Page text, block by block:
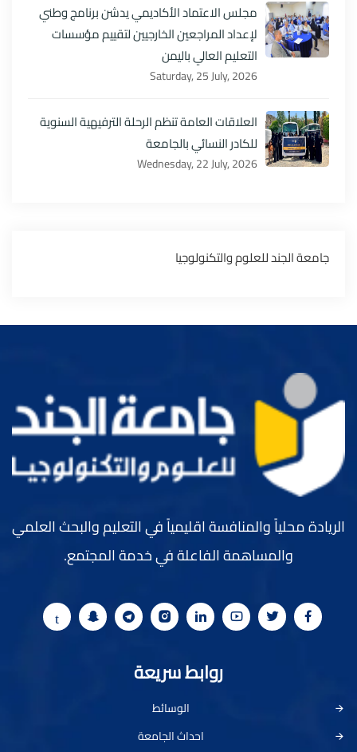
مجلس الاعتماد الأكاديمي يدشن برنامج وطني
لإعداد المراجعين الخارجيين لتقييم مؤسسات
التعليم العالي باليمن
Saturday, 25 July, 2026
العلاقات العامة تنظم الرحلة الترفيهية السنوية
للكادر النسائي بالجامعة
Wednesday, 22 July, 2026
‏جامعة الجند للعلوم والتكنولوجيا‏
الريادة محلياً والمنافسة اقليمياً في التعليم والبحث العلمي
والمساهمة الفاعلة في خدمة المجتمع.
روابط سريعة
الوسائط
احداث الجامعة